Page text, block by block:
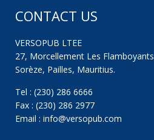
CONTACT US
VERSOPUB LTEE
27, Morcellement Les Flamboyants
Sorèze, Pailles, Mauritius.
Tel : (230) 286 6666
Fax : (230) 286 2977
Email : info@versopub.com